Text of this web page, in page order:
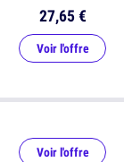
27,65 €
Voir l'offre
Voir l'offre